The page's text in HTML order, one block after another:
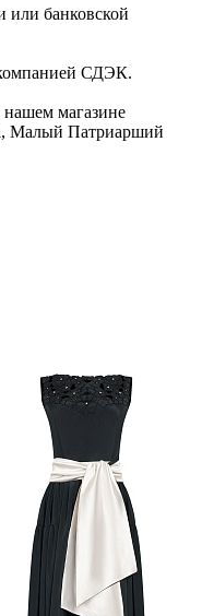
или банковской
компанией СДЭК.
магазине
Малый Патриарший